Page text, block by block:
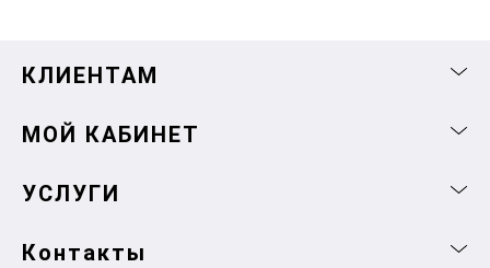
КЛИЕНТАМ
МОЙ КАБИНЕТ
УСЛУГИ
Контакты